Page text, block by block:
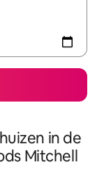
in de
Mitchell